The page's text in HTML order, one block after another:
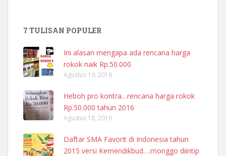
7 TULISAN POPULER
Ini alasan mengapa ada rencana harga
rokok naik Rp.50.000
Agustus 19, 2016
Heboh pro kontra…rencana harga rokok
Rp.50.000 tahun 2016
Agustus 18, 2016
Daftar SMA Favorit di Indonesia tahun
2015 versi Kemendikbud….monggo diintip